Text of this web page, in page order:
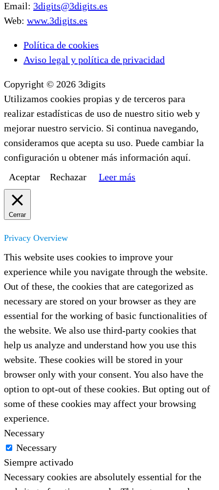
Email: 3digits@3digits.es
Web: www.3digits.es
Política de cookies
Aviso legal y política de privacidad
Copyright © 2026 3digits
Utilizamos cookies propias y de terceros para
realizar estadísticas de uso de nuestro sitio web y
mejorar nuestro servicio. Si continua navegando,
consideramos que acepta su uso. Puede cambiar la
configuración u obtener más información aquí.
Aceptar
Rechazar Leer más
Cerrar
Privacy Overview
This website uses cookies to improve your
experience while you navigate through the website.
Out of these, the cookies that are categorized as
necessary are stored on your browser as they are
essential for the working of basic functionalities of
the website. We also use third-party cookies that
help us analyze and understand how you use this
website. These cookies will be stored in your
browser only with your consent. You also have the
option to opt-out of these cookies. But opting out of
some of these cookies may affect your browsing
experience.
Necessary
Necessary
Siempre activado
Necessary cookies are absolutely essential for the